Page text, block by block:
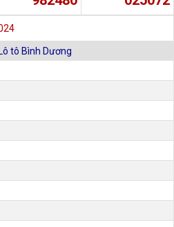
Lô tô Bình Dương